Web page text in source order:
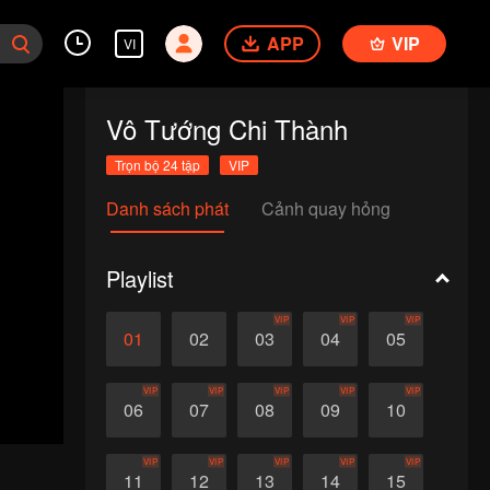
VI APP VIP
Vô Tướng Chi Thành
Trọn bộ 24 tập VIP
Danh sách phát Cảnh quay hỏng
Playlist
01 02 03
VIP
04
VIP
05
VIP
06
VIP
07
VIP
08
VIP
09
VIP
10
VIP
11
VIP
12
VIP
13
VIP
14
VIP
15
VIP